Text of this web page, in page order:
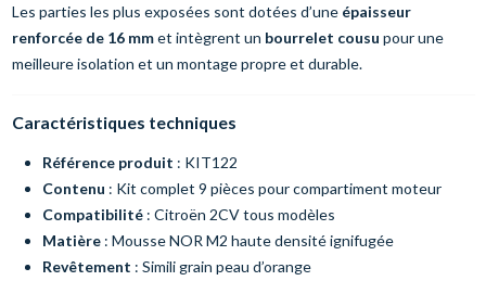
Les parties les plus exposées sont dotées d’une épaisseur
renforcée de 16 mmet intègrent un bourrelet cousu pour une
meilleure isolation et un montage propre et durable.
Caractéristiques techniques
Référence produit : KIT122
Contenu : Kit complet 9 pièces pour compartiment moteur
Compatibilité: Citroën 2CV tous modèles
Matière: Mousse NOR M2 haute densité ignifugée
Revêtement : Simili grain peau d’orange